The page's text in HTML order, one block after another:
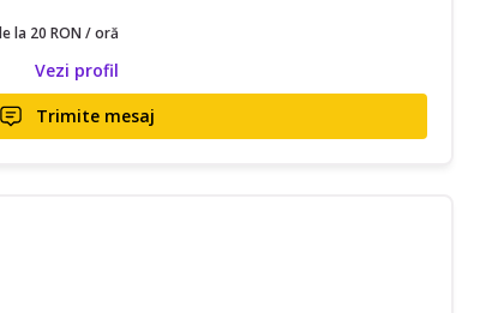
la 20 RON / oră
Vezi profil
Trimite mesaj